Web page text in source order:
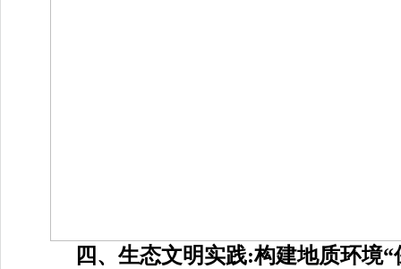
四、生态文明实践:构建地质环境“